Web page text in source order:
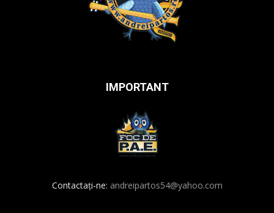
IMPORTANT
Contactați-ne: andreipartos54@yahoo.com